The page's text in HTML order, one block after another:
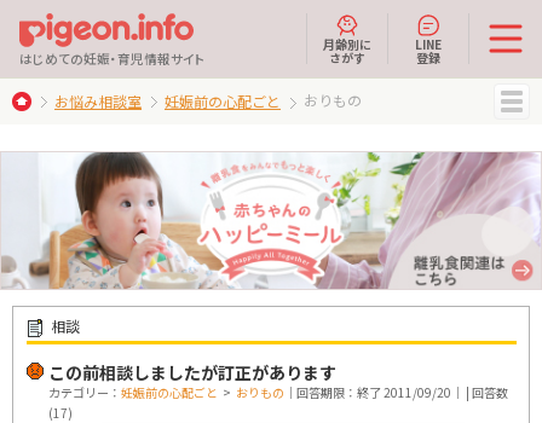
はじめての妊娠・育児情報サイト
月齢別に
さがす
LINE
登録
お悩み相談室 妊娠前の心配ごと おりもの
相談
この前相談しましたが訂正があります
カテゴリー： 妊娠前の心配ごと > おりもの ｜回答期限：終了 2011/09/20｜ | 回答数
(17)